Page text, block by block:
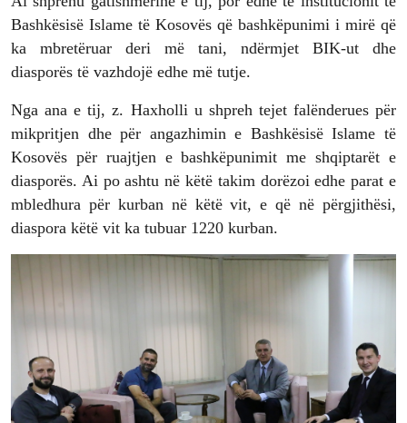
Bashkësisë Islame të Kosovës që bashkëpunimi i mirë që
ka mbretëruar deri më tani, ndërmjet BIK-ut dhe
diasporës të vazhdojë edhe më tutje.
Nga ana e tij, z. Haxholli u shpreh tejet falënderues për
mikpritjen dhe për angazhimin e Bashkësisë Islame të
Kosovës për ruajtjen e bashkëpunimit me shqiptarët e
diasporës. Ai po ashtu në këtë takim dorëzoi edhe parat e
mbledhura për kurban në këtë vit, e që në përgjithësi,
diaspora këtë vit ka tubuar 1220 kurban.